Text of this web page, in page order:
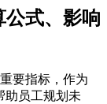
公式、影响
要指标，作为
助员工规划未